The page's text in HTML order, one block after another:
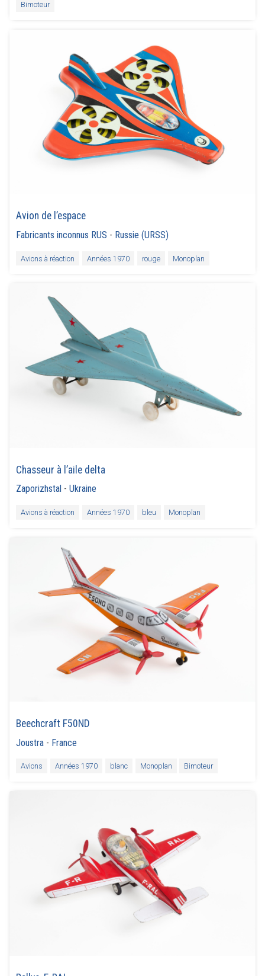
Bimoteur
Avion de l’espace
Fabricants inconnus RUS - Russie (URSS)
Avions à réaction Années 1970 rouge Monoplan
Chasseur à l’aile delta
Zaporizhstal -Ukraine
Avions à réaction Années 1970 bleu Monoplan
Beechcraft F50ND
Joustra - France
Avions Années 1970 blanc Monoplan Bimoteur